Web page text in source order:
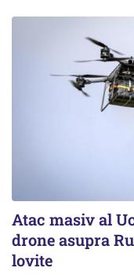
Atac masiv al
drone asupra
lovite